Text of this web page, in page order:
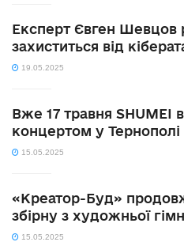
Експерт Євген Шевцов
захиститься від
19.05.2025
Вже 17 травня SHUMEI
концертом у Тернополі
15.05.2025
«Креатор-Буд»
збірну з художньої
15.05.2025